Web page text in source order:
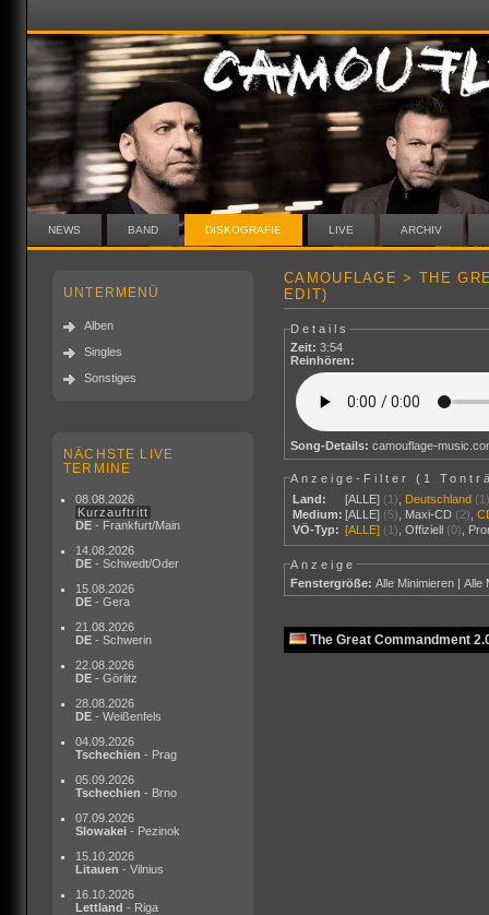
NEWS BAND DISKOGRAFIE LIVE ARCHIV
UNTERMENÜ
Alben
Singles
Sonstiges
NÄCHSTE LIVE
TERMINE
08.08.2026
Kurzauftritt
DE - Frankfurt/Main
14.08.2026
DE - Schwedt/Oder
15.08.2026
DE - Gera
21.08.2026
DE - Schwerin
22.08.2026
DE - Görlitz
28.08.2026
DE - Weißenfels
04.09.2026
Tschechien - Prag
05.09.2026
Tschechien - Brno
07.09.2026
Slowakei - Pezinok
15.10.2026
Litauen - Vilnius
16.10.2026
Lettland - Riga
CAMOUFLAGE > THE
EDIT)
Details
Zeit: 3:54
Reinhören:
Song-Details: camouflage-
Anzeige-Filter ( 1
Land:
[ALLE] (1) Deutschland
Medium: [ALLE] (5) Maxi-CD (2) ,
VÖ-Typ: [ALLE] (1) ,Offiziell (0)
Anzeige
Fenstergröße: Alle Minimieren |Alle
The Great Commandment